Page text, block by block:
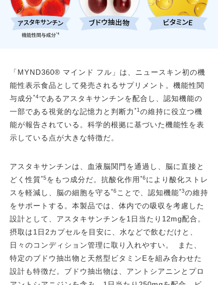
「MYND360® マインド フル」は、ニュースキン初の機
能性表示食品として発売されるサプリメント。機能性関
与成分*4であるアスタキサンチンを配合し、認知機能の
一部である視覚的な記憶力と判断力 *1 の維持に役立つ機
能が報告されている。科学的根拠に基づいた機能性を表
示している点が大きな特徴だ。
アスタキサンチンは、血液脳関門を通過し、脳に直接と
どく性質*5 をもつ成分だ。抗酸化作用*6により酸化ストレ
スを軽減し、脳の細胞を守る *6 ことで、認知機能*3の維持
をサポートする。本製品では、体内での吸収を考慮した
設計として、アスタキサンチンを1日当たり12mg配合。
摂取は1日2カプセルを目安に、水などで飲むだけと、
日々のコンディション管理に取り入れやすい。 また、
特定のブドウ抽出物と天然型ビタミンEを組み合わせた
設計も特徴だ。ブドウ抽出物は、アントシアニンとプロ